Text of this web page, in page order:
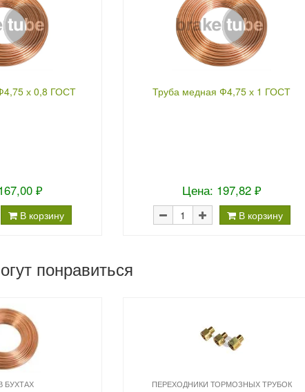
х 0,8 ГОСТ
₽
В корзину
Труба медная Ф4,75 х 1 ГОСТ
Цена: 197,82 ₽
В корзину
понравиться
БУХТАХ ПЕРЕХОДНИКИ ТОРМОЗНЫХ ТРУБОК